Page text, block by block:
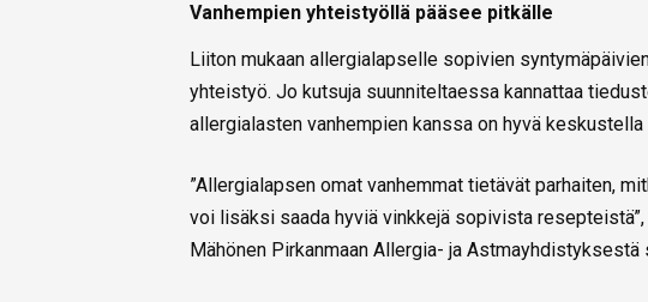
Vanhempien yhteistyöllä pääsee pitkälle
Liiton mukaan allergialapselle sopivien
yhteistyö. Jo kutsuja suunniteltaessa kannattaa
allergialasten vanhempien kanssa on hyvä
”Allergialapsen omat vanhemmat tietävät parhaiten,
voi lisäksi saada hyviä vinkkejä sopivista
Mähönen Pirkanmaan Allergia- ja Astmayhdistyksestä